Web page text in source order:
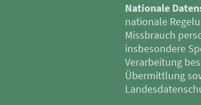
Nationale
nationale
Missbrauch
insbesondere
Verarbeitung
Übermittlung